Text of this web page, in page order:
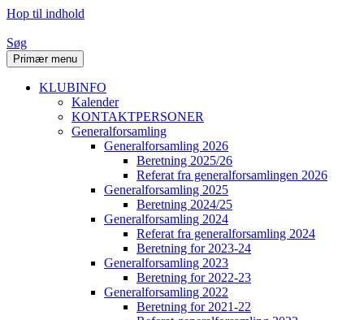
Hop til indhold
Søg
Primær menu
KLUBINFO
Kalender
KONTAKTPERSONER
Generalforsamling
Generalforsamling 2026
Beretning 2025/26
Referat fra generalforsamlingen 2026
Generalforsamling 2025
Beretning 2024/25
Generalforsamling 2024
Referat fra generalforsamling 2024
Beretning for 2023-24
Generalforsamling 2023
Beretning for 2022-23
Generalforsamling 2022
Beretning for 2021-22